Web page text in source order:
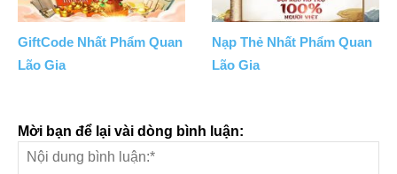
GiftCode Nhất Phẩm Quan
Lão Gia
Nạp Thẻ Nhất Phẩm Quan
Lão Gia
Mời bạn để lại vài dòng bình luận: